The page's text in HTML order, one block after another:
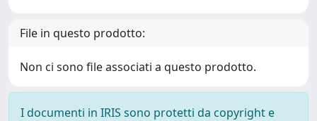
File in questo prodotto:
Non ci sono file associati a questo prodotto.
I documenti in IRIS sono protetti da copyright e